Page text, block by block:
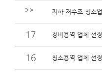
지하 저수조 청소
17 경비용역 업체 선
16 청소용역 업체 선